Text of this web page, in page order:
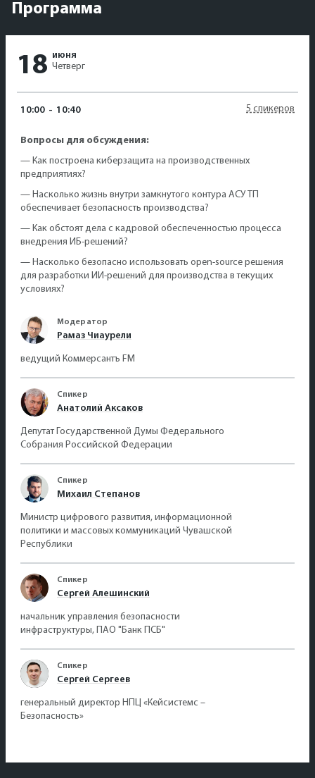
Программа
18 июня
Четверг
10:00 - 10:40 5 спикеров
Вопросы для обсуждения:
— Как построена киберзащита на производственных
предприятиях?
— Насколько жизнь внутри замкнутого контура АСУ ТП
обеспечивает безопасность производства?
— Как обстоят дела с кадровой обеспеченностью процесса
внедрения ИБ-решений?
— Насколько безопасно использовать open-source решения
для разработки ИИ-решений для производства в текущих
условиях?
Модератор
Рамаз Чиаурели
ведущий Коммерсантъ FM
Спикер
Анатолий Аксаков
Депутат Государственной Думы Федерального
Собрания Российской Федерации
Спикер
Михаил Степанов
Министр цифрового развития, информационной
политики и массовых коммуникаций Чувашской
Республики
Спикер
Сергей Алешинский
начальник управления безопасности
инфраструктуры, ПАО "Банк ПСБ"
Спикер
Сергей Сергеев
генеральный директор НПЦ «Кейсистемс –
Безопасность»